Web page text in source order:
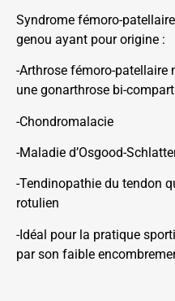
Syndrome fémoro-
genou ayant pour origine :
-Arthrose fémoro-patellaire
une gonarthrose bi-
-Chondromalacie
-Maladie d’Osgood-
-Tendinopathie du tendon
rotulien
-Idéal pour la pratique
par son faible